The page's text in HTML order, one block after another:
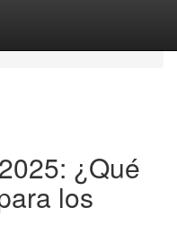
¿Qué
los